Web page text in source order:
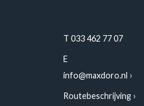
T 033 462 77 07
E
info@maxdoro.nl
Routebeschrijving